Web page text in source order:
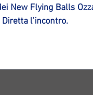
New Flying Balls
l’incontro.